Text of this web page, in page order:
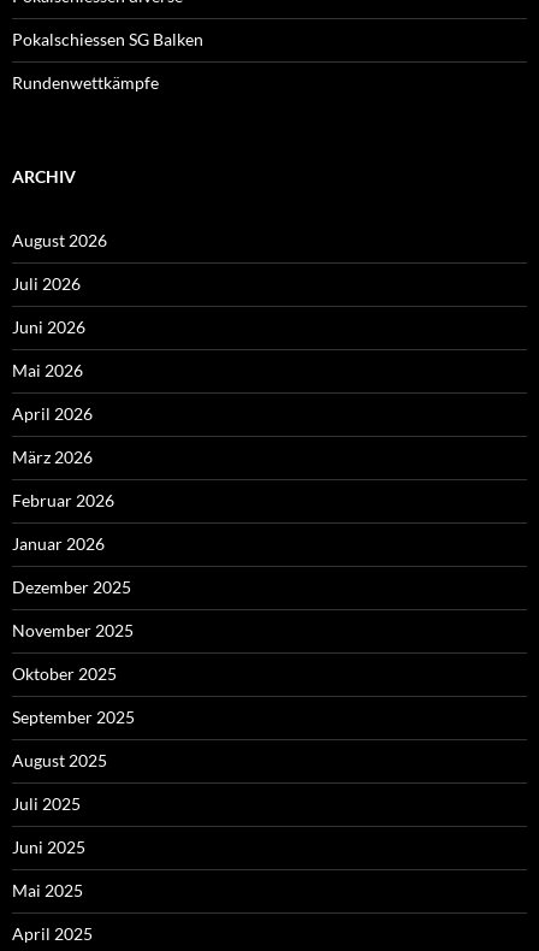
Pokalschiessen SG Balken
Rundenwettkämpfe
ARCHIV
August 2026
Juli 2026
Juni 2026
Mai 2026
April 2026
März 2026
Februar 2026
Januar 2026
Dezember 2025
November 2025
Oktober 2025
September 2025
August 2025
Juli 2025
Juni 2025
Mai 2025
April 2025